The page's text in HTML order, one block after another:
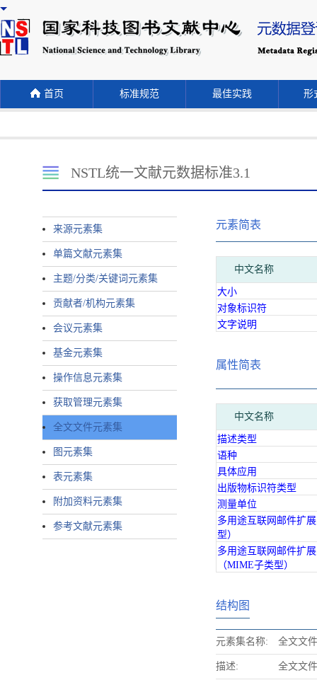
首页 标准规范 最佳实践 形
NSTL统一文献元数据标准3.1
来源元素集
单篇文献元素集
主题/分类/关键词元素集
贡献者/机构元素集
会议元素集
基金元素集
操作信息元素集
获取管理元素集
全文文件元素集
图元素集
表元素集
附加资料元素集
参考文献元素集
元素简表
中文名称
大小
对象标识符
文字说明
属性简表
中文名称
描述类型
语种
具体应用
出版物标识符类型
测量单位
多用途互联网邮件扩
型）
多用途互联网邮件扩
（MIME子类型）
结构图
元素集名称: 全文文
描述: 全文文